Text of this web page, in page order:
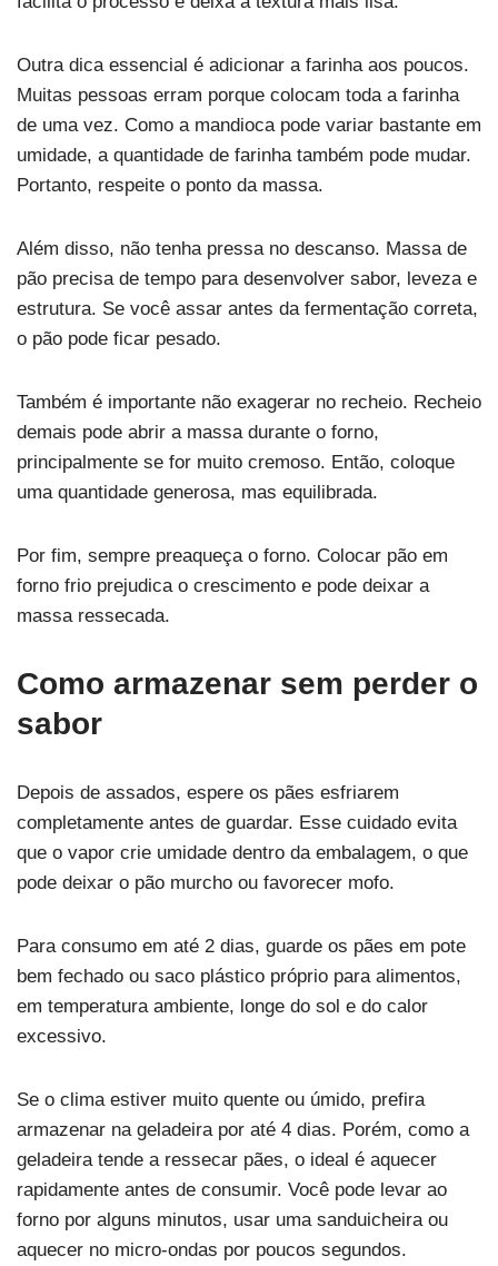
Outra dica essencial é adicionar a farinha aos poucos.
Muitas pessoas erram porque colocam toda a farinha
de uma vez. Como a mandioca pode variar bastante em
umidade, a quantidade de farinha também pode mudar.
Portanto, respeite o ponto da massa.
Além disso, não tenha pressa no descanso. Massa de
pão precisa de tempo para desenvolver sabor, leveza e
estrutura. Se você assar antes da fermentação correta,
o pão pode ficar pesado.
Também é importante não exagerar no recheio. Recheio
demais pode abrir a massa durante o forno,
principalmente se for muito cremoso. Então, coloque
uma quantidade generosa, mas equilibrada.
Por fim, sempre preaqueça o forno. Colocar pão em
forno frio prejudica o crescimento e pode deixar a
massa ressecada.
Como armazenar sem perder o
sabor
Depois de assados, espere os pães esfriarem
completamente antes de guardar. Esse cuidado evita
que o vapor crie umidade dentro da embalagem, o que
pode deixar o pão murcho ou favorecer mofo.
Para consumo em até 2 dias, guarde os pães em pote
bem fechado ou saco plástico próprio para alimentos,
em temperatura ambiente, longe do sol e do calor
excessivo.
Se o clima estiver muito quente ou úmido, prefira
armazenar na geladeira por até 4 dias. Porém, como a
geladeira tende a ressecar pães, o ideal é aquecer
rapidamente antes de consumir. Você pode levar ao
forno por alguns minutos, usar uma sanduicheira ou
aquecer no micro-ondas por poucos segundos.